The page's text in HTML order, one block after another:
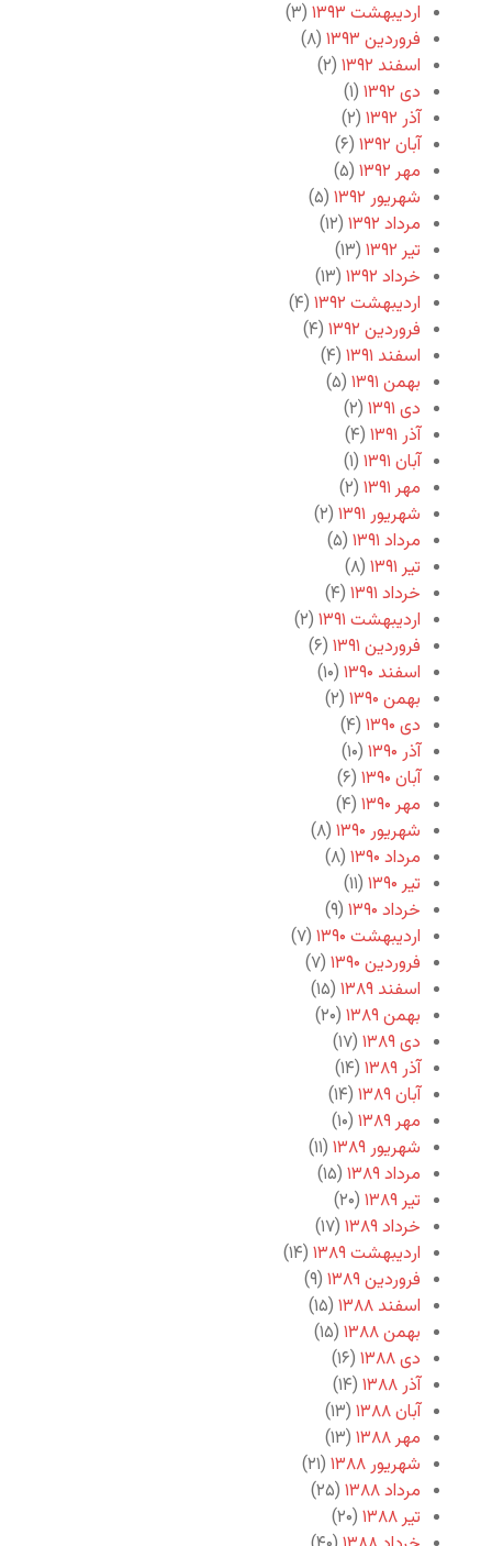
اردیبهشت ۱۳۹۳
(۳)
فروردین ۱۳۹۳
(۸)
اسفند ۱۳۹۲
(۲)
دی ۱۳۹۲
(۱)
آذر ۱۳۹۲
(۲)
آبان ۱۳۹۲
(۶)
مهر ۱۳۹۲
(۵)
شهریور ۱۳۹۲
(۵)
مرداد ۱۳۹۲
(۱۲)
تیر ۱۳۹۲
(۱۳)
خرداد ۱۳۹۲
(۱۳)
اردیبهشت ۱۳۹۲
(۴)
فروردین ۱۳۹۲
(۴)
اسفند ۱۳۹۱
(۴)
بهمن ۱۳۹۱
(۵)
دی ۱۳۹۱
(۲)
آذر ۱۳۹۱
(۴)
آبان ۱۳۹۱
(۱)
مهر ۱۳۹۱
(۲)
شهریور ۱۳۹۱
(۲)
مرداد ۱۳۹۱
(۵)
تیر ۱۳۹۱
(۸)
خرداد ۱۳۹۱
(۴)
اردیبهشت ۱۳۹۱
(۲)
فروردین ۱۳۹۱
(۶)
اسفند ۱۳۹۰
(۱۰)
بهمن ۱۳۹۰
(۲)
دی ۱۳۹۰
(۴)
آذر ۱۳۹۰
(۱۰)
آبان ۱۳۹۰
(۶)
مهر ۱۳۹۰
(۴)
شهریور ۱۳۹۰
(۸)
مرداد ۱۳۹۰
(۸)
تیر ۱۳۹۰
(۱۱)
خرداد ۱۳۹۰
(۹)
اردیبهشت ۱۳۹۰
(۷)
فروردین ۱۳۹۰
(۷)
اسفند ۱۳۸۹
(۱۵)
بهمن ۱۳۸۹
(۲۰)
دی ۱۳۸۹
(۱۷)
آذر ۱۳۸۹
(۱۴)
آبان ۱۳۸۹
(۱۴)
مهر ۱۳۸۹
(۱۰)
شهریور ۱۳۸۹
(۱۱)
مرداد ۱۳۸۹
(۱۵)
تیر ۱۳۸۹
(۲۰)
خرداد ۱۳۸۹
(۱۷)
اردیبهشت ۱۳۸۹
(۱۴)
فروردین ۱۳۸۹
(۹)
اسفند ۱۳۸۸
(۱۵)
بهمن ۱۳۸۸
(۱۵)
دی ۱۳۸۸
(۱۶)
آذر ۱۳۸۸
(۱۴)
آبان ۱۳۸۸
(۱۳)
مهر ۱۳۸۸
(۱۳)
شهریور ۱۳۸۸
(۲۱)
مرداد ۱۳۸۸
(۲۵)
تیر ۱۳۸۸
(۲۰)